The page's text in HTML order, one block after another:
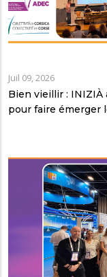
Juil 09, 2026
Bien vieillir :
pour faire émerger